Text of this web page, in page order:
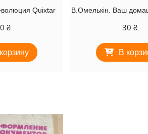
Quixtar
₴
В.Омелькін. Ваш
30 ₴
В